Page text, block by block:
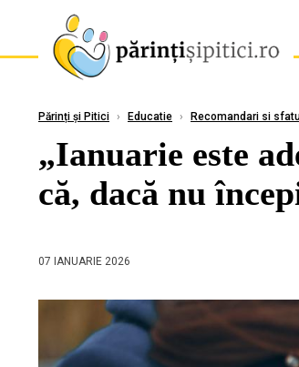
Părinți și Pitici › Educatie › Recomandari si
„Ianuarie este
că, dacă nu
07 IANUARIE 2026